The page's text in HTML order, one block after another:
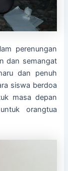
perenungan
dan semangat
dan penuh
siswa berdoa
masa depan
orangtua